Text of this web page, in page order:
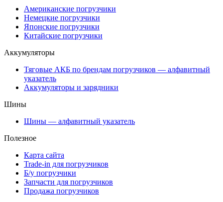
Американские погрузчики
Немецкие погрузчики
Японские погрузчики
Китайские погрузчики
Аккумуляторы
Тяговые АКБ по брендам погрузчиков — алфавитный
указатель
Аккумуляторы и зарядники
Шины
Шины — алфавитный указатель
Полезное
Карта сайта
Trade-in для погрузчиков
Б/у погрузчики
Запчасти для погрузчиков
Продажа погрузчиков